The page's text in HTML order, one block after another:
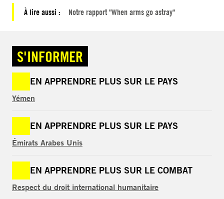
À lire aussi : Notre rapport "When arms go astray"
S'INFORMER
EN APPRENDRE PLUS SUR LE PAYS
Yémen
EN APPRENDRE PLUS SUR LE PAYS
Émirats Arabes Unis
EN APPRENDRE PLUS SUR LE COMBAT
Respect du droit international humanitaire